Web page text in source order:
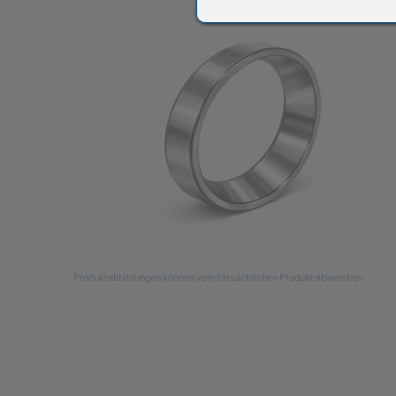
Produktabbildungen können vom tatsächlichen Produkt abweichen